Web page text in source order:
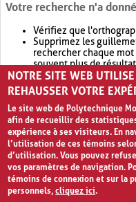
Votre recherche n'a
Vérifiez que
Supprimez les
rechercher chaque mot
souvent plus de
Envisagez d'élargir
retournera souvent
NOTRE SITE WEB
REHAUSSER VOTRE
Le site web de Polytechnique
afin de recueillir des
expérience à ses visiteurs. En
l’utilisation de ces témoins
d’utilisation. Vous pouvez
vos paramètres de navigation.
témoins de connexion et sur la
personnels,cliquez ici.